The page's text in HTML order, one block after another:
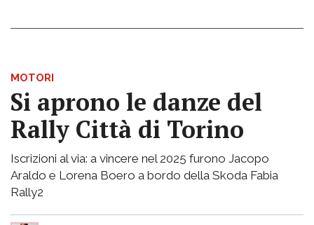
MOTORI
Si aprono le danze del
Rally Città di Torino
Iscrizioni al via: a vincere nel 2025 furono Jacopo
Araldo e Lorena Boero a bordo della Skoda Fabia
Rally2